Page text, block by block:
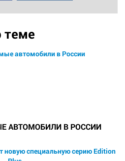
теме
АВТОМОБИЛИ В РОССИИ